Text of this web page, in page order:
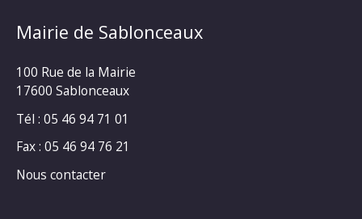
Mairie de Sablonceaux
100 Rue de la Mairie
17600 Sablonceaux
Tél : 05 46 94 71 01
Fax : 05 46 94 76 21
Nous contacter